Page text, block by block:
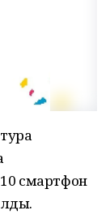
смартфон